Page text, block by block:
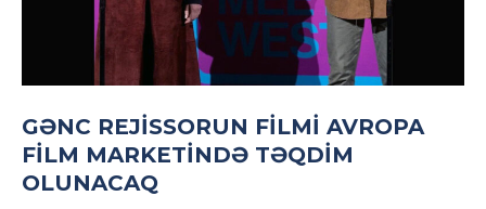
GƏNC REJISSORUN FILMI AVROPA
FILM MARKETINDƏ TƏQDIM
OLUNACAQ